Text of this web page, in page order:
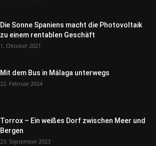
Die Sonne Spaniens macht die Photovoltaik
zu einem rentablen Geschäft
1. Oktober 2021
Mit dem Bus in Málaga unterwegs
22. Februar 2024
Torrox – Ein weißes Dorf zwischen Meer und
Bergen
23. September 2023